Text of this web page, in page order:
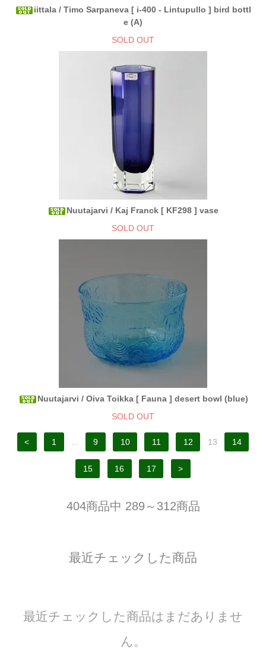
iittala / Timo Sarpaneva [ i-400 - Lintupullo ] bird bottl
e (A)
SOLD OUT
Nuutajarvi / Kaj Franck [ KF298 ] vase
SOLD OUT
Nuutajarvi / Oiva Toikka [ Fauna ] desert bowl (blue)
SOLD OUT
< 1 9 10 11 12 13 14
15 16 17 >
404商品中 289～312商品
最近チェックした商品
最近チェックした商品はまだありませ
ん。